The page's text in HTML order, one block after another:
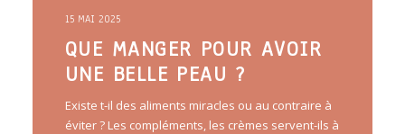
15 MAI 2025
QUE MANGER POUR AVOIR
UNE BELLE PEAU ?
Existe t-il des aliments miracles ou au contraire à
éviter ? Les compléments, les crèmes servent-ils à